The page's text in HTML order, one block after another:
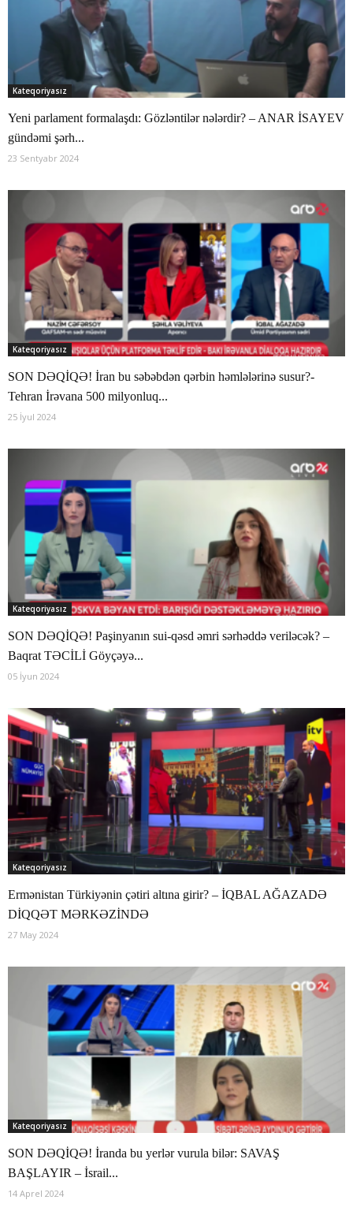
Kateqoriyasız
Yeni parlament formalaşdı: Gözləntilər nələrdir? – ANAR İSAYEV
gündəmi şərh...
23 Sentyabr 2024
Kateqoriyasız
SON DƏQİQƏ! İran bu səbəbdən qərbin həmlələrinə susur?-
Tehran İrəvana 500 milyonluq...
25 İyul 2024
Kateqoriyasız
SON DƏQİQƏ! Paşinyanın sui-qəsd əmri sərhəddə veriləcək? –
Baqrat TƏCİLİ Göyçəyə...
05 İyun 2024
Kateqoriyasız
Ermənistan Türkiyənin çətiri altına girir? – İQBAL AĞAZADƏ
DİQQƏT MƏRKƏZİNDƏ
27 May 2024
Kateqoriyasız
SON DƏQİQƏ! İranda bu yerlər vurula bilər: SAVAŞ
BAŞLAYIR – İsrail...
14 Aprel 2024